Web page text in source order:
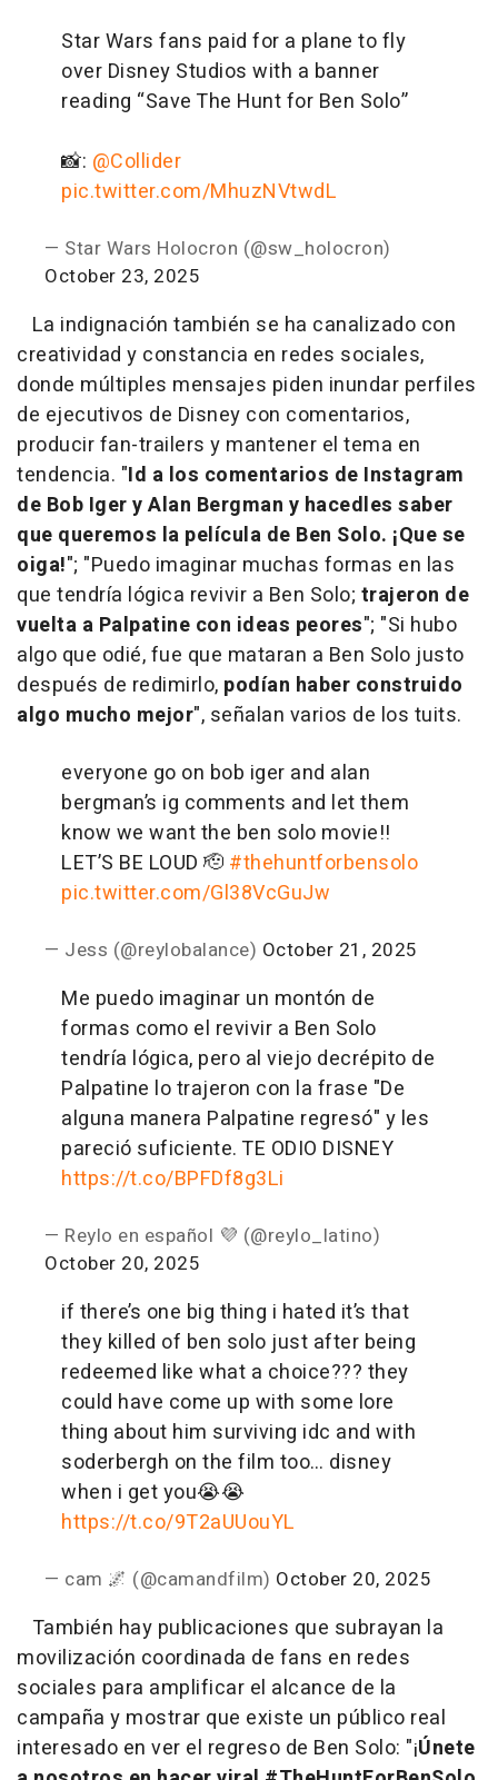
Star Wars fans paid for a plane to fly
over Disney Studios with a banner
reading “Save The Hunt for Ben Solo”
📸: @Collider
pic.twitter.com/MhuzNVtwdL
— Star Wars Holocron (@sw_holocron)
October 23, 2025
La indignación también se ha canalizado con
creatividad y constancia en redes sociales,
donde múltiples mensajes piden inundar perfiles
de ejecutivos de Disney con comentarios,
producir fan-trailers y mantener el tema en
tendencia. "Id a los comentarios de Instagram
de Bob Iger y Alan Bergman y hacedles saber
que queremos la película de Ben Solo. ¡Que se
oiga!"; "Puedo imaginar muchas formas en las
que tendría lógica revivir a Ben Solo; trajeron de
vuelta a Palpatine con ideas peores"; "Si hubo
algo que odié, fue que mataran a Ben Solo justo
después de redimirlo, podían haber construido
algo mucho mejor", señalan varios de los tuits.
everyone go on bob iger and alan
bergman’s ig comments and let them
know we want the ben solo movie!!
LET’S BE LOUD 🫡 #thehuntforbensolo
pic.twitter.com/Gl38VcGuJw
— Jess (@reylobalance) October 21, 2025
Me puedo imaginar un montón de
formas como el revivir a Ben Solo
tendría lógica, pero al viejo decrépito de
Palpatine lo trajeron con la frase "De
alguna manera Palpatine regresó" y les
pareció suficiente. TE ODIO DISNEY
https://t.co/BPFDf8g3Li
— Reylo en español 💜 (@reylo_latino)
October 20, 2025
if there’s one big thing i hated it’s that
they killed of ben solo just after being
redeemed like what a choice??? they
could have come up with some lore
thing about him surviving idc and with
soderbergh on the film too… disney
when i get you😭😭
https://t.co/9T2aUUouYL
— cam 🌌 (@camandfilm) October 20, 2025
También hay publicaciones que subrayan la
movilización coordinada de fans en redes
sociales para amplificar el alcance de la
campaña y mostrar que existe un público real
interesado en ver el regreso de Ben Solo: "¡Únete